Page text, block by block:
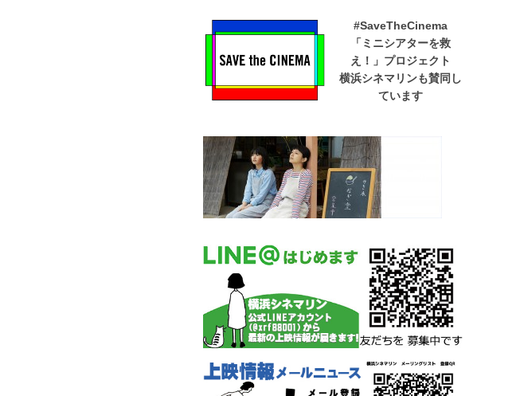
#SaveTheCinema
「ミニシアターを救
え！」プロジェクト
横浜シネマリンも賛同し
ています